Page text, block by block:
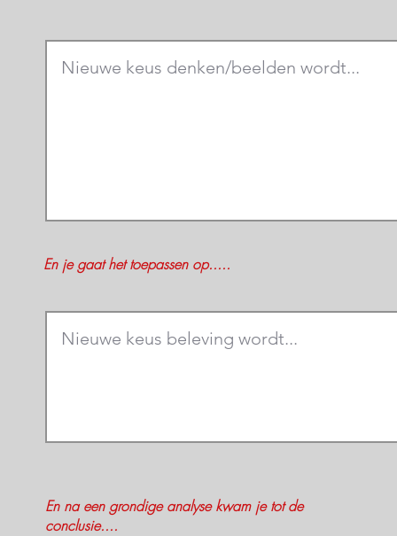
En je gaat het toepassen op.....
En na een grondige analyse kwam je tot de
conclusie....